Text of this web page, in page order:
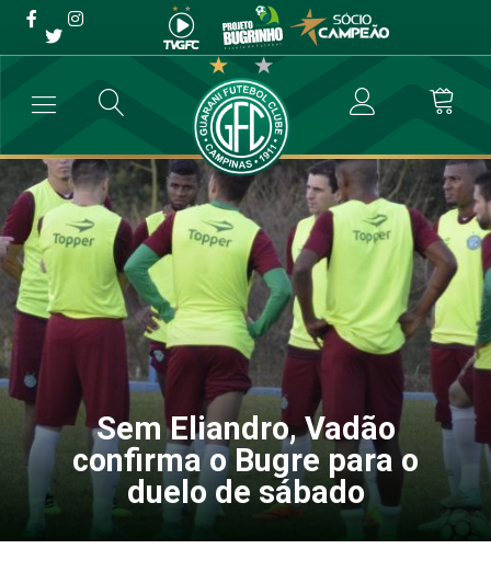
Sem Eliandro, Vadão
confirma o Bugre para o
duelo de sábado
→ Futebol Profissional → Sem Eliandro, Vadão confirma o Bugre
Sem Eliandro, Vadão
confirma o Bugre para o
duelo de sábado